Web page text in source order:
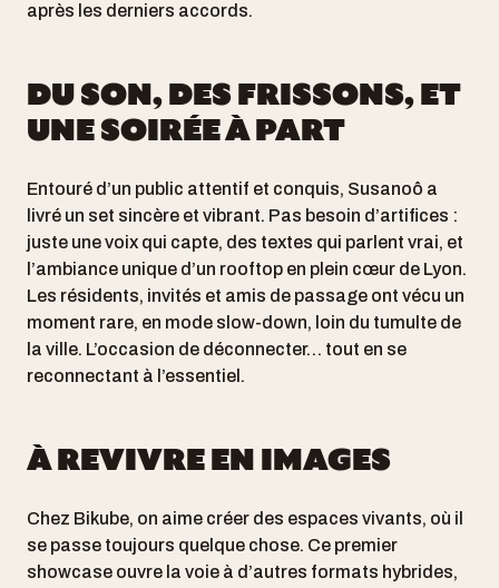
après les derniers accords.
DU SON, DES FRISSONS, ET
UNE SOIRÉE À PART
Entouré d’un public attentif et conquis, Susanoô a
livré un set sincère et vibrant. Pas besoin d’artifices :
juste une voix qui capte, des textes qui parlent vrai, et
l’ambiance unique d’un rooftop en plein cœur de Lyon.
Les résidents, invités et amis de passage ont vécu un
moment rare, en mode slow-down, loin du tumulte de
la ville. L’occasion de déconnecter… tout en se
reconnectant à l’essentiel.
À REVIVRE EN IMAGES
Chez Bikube, on aime créer des espaces vivants, où il
se passe toujours quelque chose. Ce premier
showcase ouvre la voie à d’autres formats hybrides,